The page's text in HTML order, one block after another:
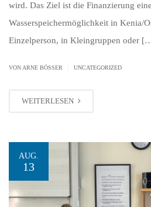
wird. Das Ziel ist die Finanzierung
Wasserspeichermöglichkeit in Kenia/
Einzelperson, in Kleingruppen oder
VON ARNE BÖSSER UNCATEGORIZED
WEITERLESEN
AUG.
13